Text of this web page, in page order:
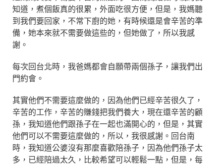
知道，煮個飯真的很累，外面吃很方便，但是，我媽聽
到我們要回家，不常下廚的她，有時候還是會辛苦的準
備，她本來就不需要做這些的，但她做了，所以我感
謝。
每次回台北時，我爸媽都會自願帶兩個孫子，讓我們出
門約會。
其實他們不需要這麼做的，因為他們已經辛苦很久了，
辛苦的工作，辛苦的賺錢把我們養大，現在還辛苦的顧
孫，我知道他們跟孫子在一起也滿開心的，但是，其實
他們可以不需要這麼做的，所以，我很感謝。回台南
時，我知道公婆沒有那麼喜歡陪孫子，因為他們孫子太
多，已經陪過太久，比較希望可以輕鬆一點，但是，每